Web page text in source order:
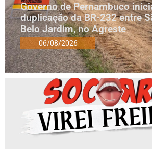
Governo de Pernambuco
duplicação da BR-232 entre
Belo Jardim, no Agreste
06/08/2026